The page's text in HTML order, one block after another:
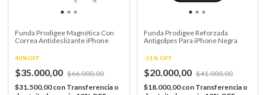
Funda Prodigee Magnética Con
Correa Antideslizante iPhone
40%OFF
$35.000,00 $66.000,00
$31.500,00con Transferencia o
Funda Prodigee Reforzada
Antigolpes Para iPhone Negra
-51 %OFF
$20.000,00 $41.000,00
$18.000,00con Transferencia o